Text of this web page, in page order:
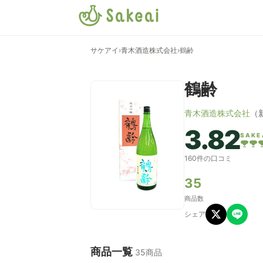
サケアイ ›青木酒造株式会社›鶴齢
鶴齢
青木酒造株式会社 （
3.82
160件の口コミ
35
商品数
シェア
商品一覧 35商品